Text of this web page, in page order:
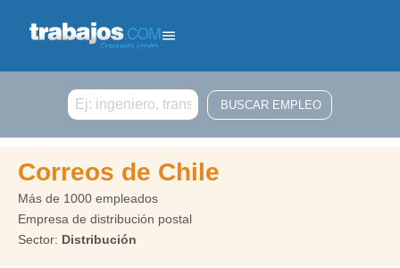
Buscar
Correos de Chile
Más de 1000 empleados
Empresa de distribución postal
Sector: Distribución